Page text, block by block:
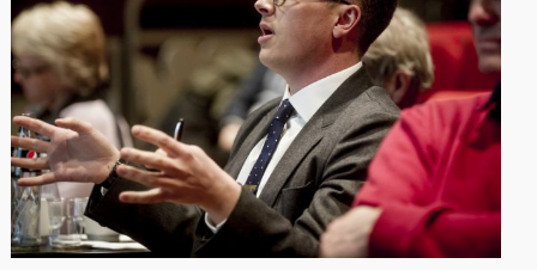
Fag og fest
Generelt
Helse og kultur
Klima og
sirkulærøkonomi